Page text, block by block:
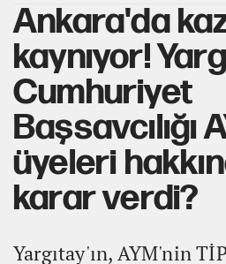
Ankara'da
kaynıyor!
Cumhuriyet
Başsavcılığı
üyeleri
karar verdi?
Yargıtay'ın, AYM'nin